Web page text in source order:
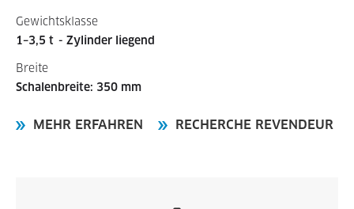
Gewichtsklasse
1–3,5 t - Zylinder liegend
Breite
Schalenbreite: 350 mm
MEHR ERFAHREN RECHERCHE REVENDEUR